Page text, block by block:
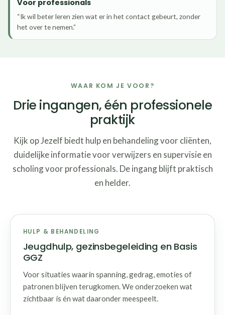
Voor professionals
“Ik wil beter leren zien wat er in het contact gebeurt, zonder
het over te nemen.”
WAAR KOM JE VOOR?
Drie ingangen, één professionele
praktijk
Kijk op Jezelf biedt hulp en behandeling voor cliënten,
duidelijke informatie voor verwijzers en supervisie en
scholing voor professionals. De ingang blijft praktisch
en helder.
HULP & BEHANDELING
Jeugdhulp, gezinsbegeleiding en Basis
GGZ
Voor situaties waarin spanning, gedrag, emoties of
patronen blijven terugkomen. We onderzoeken wat
zichtbaar is én wat daaronder meespeelt.